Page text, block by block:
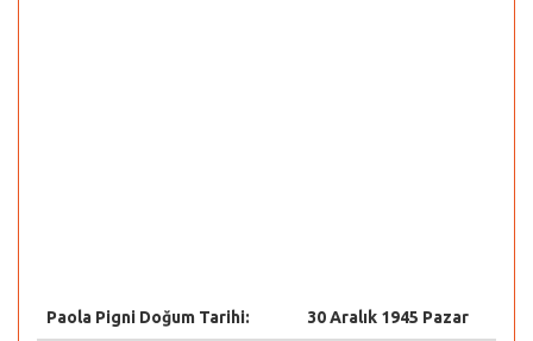
Paola Pigni Doğum Tarihi: 30 Aralık 1945 Pazar